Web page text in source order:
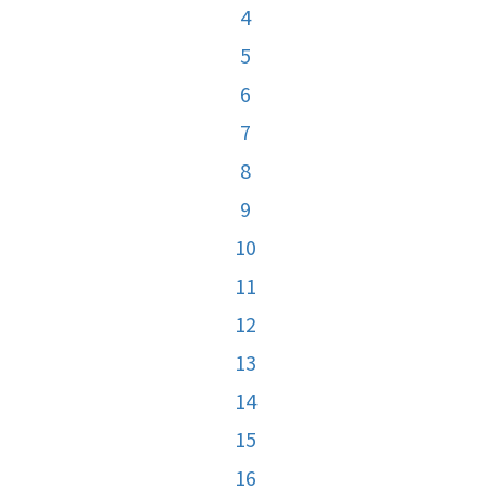
4
5
6
7
8
9
10
11
12
13
14
15
16